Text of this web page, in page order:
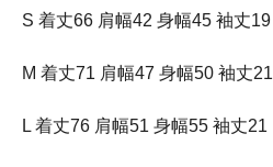
S 着丈66 肩幅42 身幅45 袖丈19
M 着丈71 肩幅47 身幅50 袖丈21
L 着丈76 肩幅51 身幅55 袖丈21